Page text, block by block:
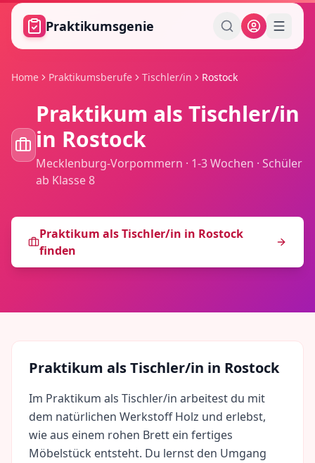
Zum Hauptinhalt springen
Praktikumsgenie
Home Praktikumsberufe Tischler/in Rostock
Praktikum als Tischler/in
in Rostock
Mecklenburg-Vorpommern · 1-3 Wochen · Schüler
ab Klasse 8
Praktikum alsTischler/in in Rostock
finden
Praktikum alsTischler/in in Rostock
Im Praktikum als Tischler/in arbeitest du mit
dem natürlichen Werkstoff Holz und erlebst,
wie aus einem rohen Brett ein fertiges
Möbelstück entsteht. Du lernst den Umgang